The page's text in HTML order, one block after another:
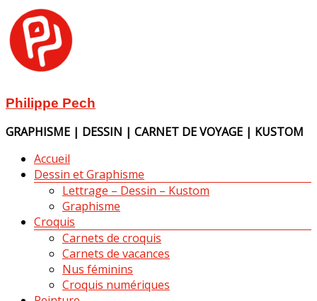
Aller
au
contenu
Philippe Pech
GRAPHISME | DESSIN | CARNET DE VOYAGE | KUSTOM
MenuAccueil
Dessin et Graphisme
Lettrage – Dessin – Kustom
Graphisme
Croquis
Carnets de croquis
Carnets de vacances
Nus féminins
Croquis numériques